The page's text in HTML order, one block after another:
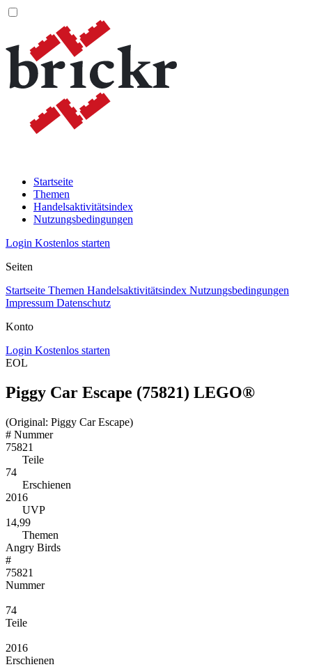
Startseite
Themen
Handelsaktivitätsindex
Nutzungsbedingungen
Login Kostenlos starten
Seiten
Startseite Themen Handelsaktivitätsindex Nutzungsbedingungen
Impressum Datenschutz
Konto
Login Kostenlos starten
EOL
Piggy Car Escape (75821) LEGO®
(Original: Piggy Car Escape)
# Nummer
75821
Teile
74
Erschienen
2016
UVP
14,99
Themen
Angry Birds
#
75821
Nummer
74
Teile
2016
Erschienen